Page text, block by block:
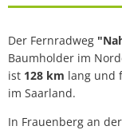
Der Fernradweg
Baumholder im
ist 128 km lang und
im Saarland.
In Frauenberg an